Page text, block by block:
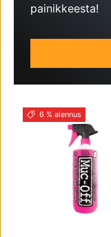
painikkeesta!
6 % alennus